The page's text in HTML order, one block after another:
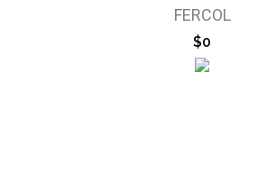
FERCOL
$0